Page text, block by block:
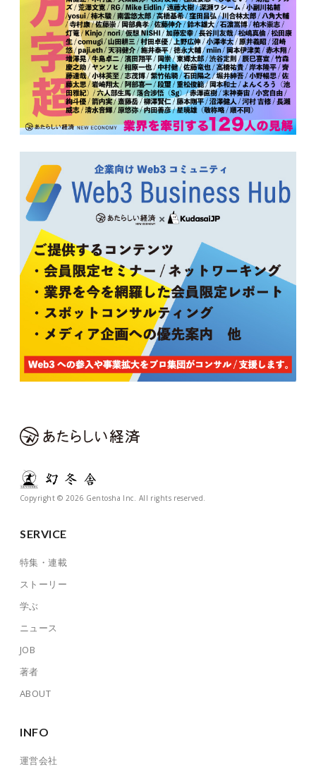
Copyright © 2026 Gentosha Inc. All rights reserved.
SERVICE
特集・連載
ストーリー
学ぶ
ニュース
JOB
著者
ABOUT
INFO
運営会社